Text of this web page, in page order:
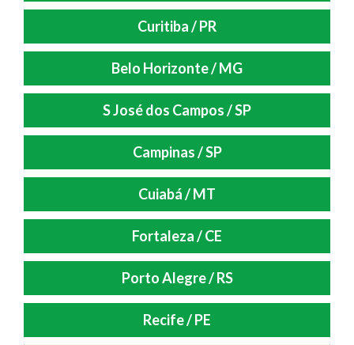
Curitiba / PR
Belo Horizonte / MG
S José dos Campos / SP
Campinas / SP
Cuiabá / MT
Fortaleza / CE
Porto Alegre / RS
Recife / PE